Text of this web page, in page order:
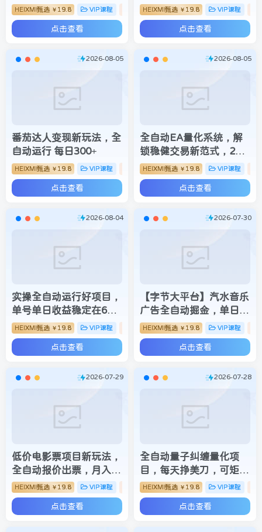
期可做，新手副业首选
【揭秘】
HEIXMI甄选 ￥ 19.8 VIP课程 脚本挂机
点击查看
一天30+，可批量矩阵
做，轻松日入500+【揭
秘】
HEIXMI甄选 ￥ 19.8 VIP课程
点击查看
2026-08-05
番茄达人变现新玩法，全
自动运行 每日300+
HEIXMI甄选 ￥ 19.8 VIP课程 脚本挂机
点击查看
2026-08-05
全自动EA量化系统，解
锁稳健交易新范式，24
小时不断交易，日入
500+，当天收益当天到
账，无需熬夜盯盘，解放
HEIXMI甄选 ￥ 19.8 VIP课程
点击查看
2026-08-04
实操全自动运行好项目，
单号单日收益稳定在60
以上，稳定收益快，小白
副业首选【揭秘】
HEIXMI甄选 ￥ 19.8 VIP课程 脚本挂机
点击查看
2026-07-30
【字节大平台】汽水音乐
广告全自动掘金，单日产
出330+，附详细教程及
全套工具【揭秘】
HEIXMI甄选 ￥ 19.8 VIP课程
点击查看
2026-07-29
低价电影票项目新玩法，
全自动报价出票，月入
6000+，附保姆级教程
【揭秘】
HEIXMI甄选 ￥ 19.8 VIP课程 脚本挂机
点击查看
2026-07-28
全自动量子纠缠量化项
目，每天挣美刀，可矩阵
放大！
HEIXMI甄选 ￥ 19.8 VIP课程
点击查看